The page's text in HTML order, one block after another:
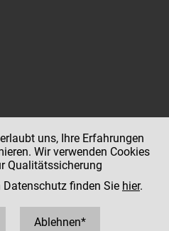
uns, Ihre Erfahrungen
Wir verwenden Cookies
Qualitätssicherung
finden Sie hier.
Ablehnen*